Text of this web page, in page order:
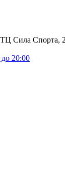
Сила Спорта,
20:00